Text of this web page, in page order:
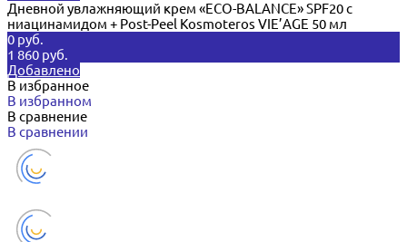
Дневной увлажняющий крем «ECO-BALANCE» SPF20 с
ниацинамидом + Post-Peel Kosmoteros VIE’AGE 50 мл
0 руб.
1 860 руб.
Добавлено
В избранное
В избранном
В сравнение
В сравнении